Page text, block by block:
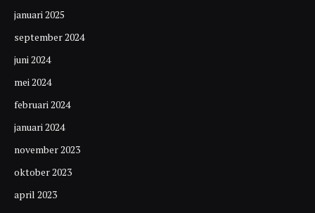
januari 2025
september 2024
juni 2024
mei 2024
februari 2024
januari 2024
november 2023
oktober 2023
april 2023